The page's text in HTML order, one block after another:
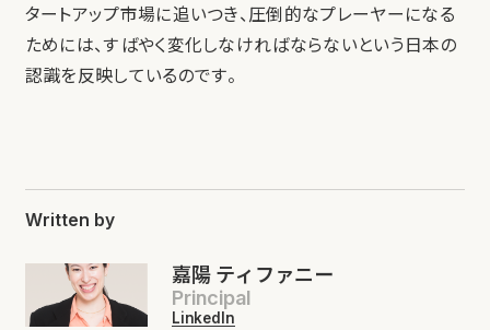
タートアップ市場に追いつき、圧倒的なプレーヤーになる
ためには、すばやく変化しなければならないという日本の
認識を反映しているのです。
Written by
嘉陽 ティファニー
Principal
LinkedIn